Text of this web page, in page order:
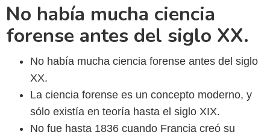
No había mucha ciencia
forense antes del siglo XX.
No había mucha ciencia forense antes del siglo
XX.
La ciencia forense es un concepto moderno, y
sólo existía en teoría hasta el siglo XIX.
No fue hasta 1836 cuando Francia creó su